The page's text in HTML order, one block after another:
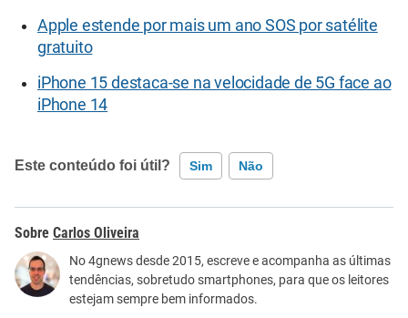
Apple estende por mais um ano SOS por satélite
gratuito
iPhone 15 destaca-se na velocidade de 5G face ao
iPhone 14
Este conteúdo foi útil? Sim Não
Este conteúdo contém informação incorreta
Este conteúdo não tem a informação que procuro
Outro
Carlos Oliveira
No 4gnews desde 2015, escreve e acompanha as últimas
tendências, sobretudo smartphones, para que os leitores
estejam sempre bem informados.